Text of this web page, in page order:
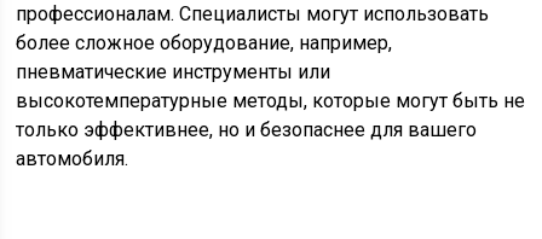
профессионалам. Специалисты могут использовать
более сложное оборудование, например,
пневматические инструменты или
высокотемпературные методы, которые могут быть не
только эффективнее, но и безопаснее для вашего
автомобиля.